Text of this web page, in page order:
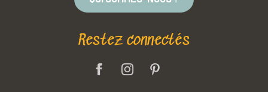
Restez connectés